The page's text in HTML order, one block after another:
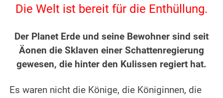
Die Welt ist bereit für die Enthüllung.
Der Planet Erde und seine Bewohner sind seit
Äonen die Sklaven einer Schattenregierung
gewesen, die hinter den Kulissen regiert hat.
Es waren nicht die Könige, die Königinnen, die